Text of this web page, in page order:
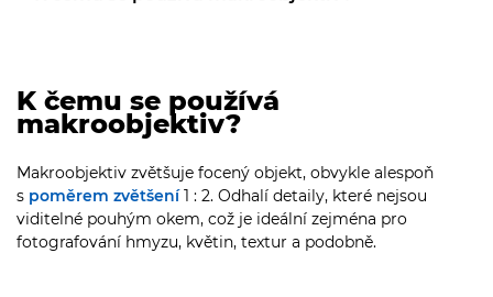
K čemu se používá
makroobjektiv?
Makroobjektiv zvětšuje focený objekt, obvykle alespoň
s poměrem zvětšení1 : 2. Odhalí detaily, které nejsou
viditelné pouhým okem, což je ideální zejména pro
fotografování hmyzu, květin, textur a podobně.